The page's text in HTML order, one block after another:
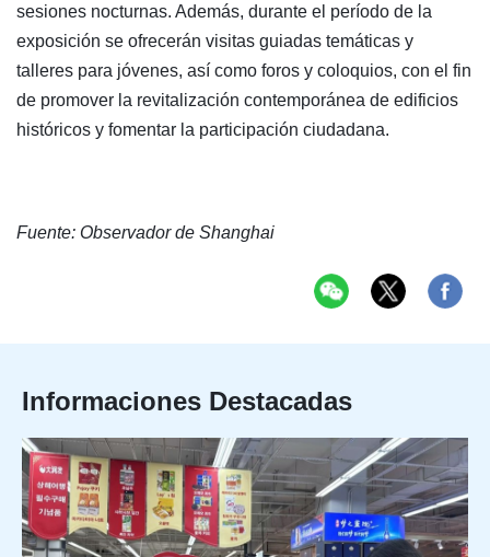
sesiones nocturnas. Además, durante el período de la
exposición se ofrecerán visitas guiadas temáticas y
talleres para jóvenes, así como foros y coloquios, con el fin
de promover la revitalización contemporánea de edificios
históricos y fomentar la participación ciudadana.
Fuente: Observador de Shanghai
Informaciones Destacadas